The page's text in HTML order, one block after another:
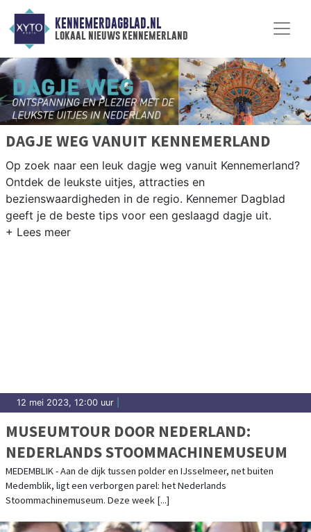
KENNEMERDAGBLAD.NL
lokaal nieuws kennemerland
DAGJE WEG VANUIT KENNEMERLAND
Op zoek naar een leuk dagje weg vanuit Kennemerland?
Ontdek de leukste uitjes, attracties en
bezienswaardigheden in de regio. Kennemer Dagblad
geeft je de beste tips voor een geslaagd dagje uit.
12 mei 2023, 12:00 uur
MUSEUMTOUR DOOR NEDERLAND:
NEDERLANDS STOOMMACHINEMUSEUM
MEDEMBLIK - Aan de dijk tussen polder en IJsselmeer, net buiten
Medemblik, ligt een verborgen parel: het Nederlands
Stoommachinemuseum. Deze week [...]